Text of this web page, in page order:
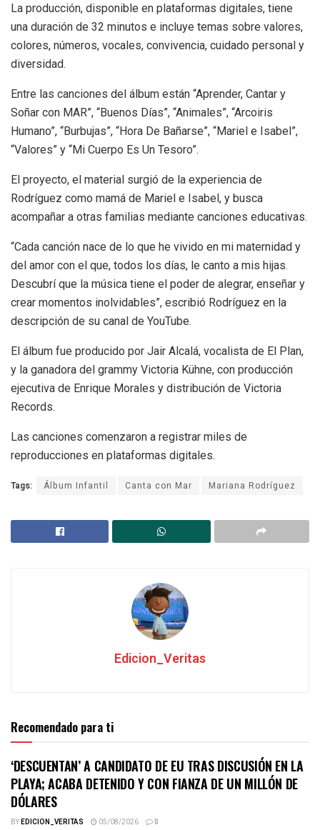
La producción, disponible en plataformas digitales, tiene
una duración de 32 minutos e incluye temas sobre valores,
colores, números, vocales, convivencia, cuidado personal y
diversidad.
Entre las canciones del álbum están “Aprender, Cantar y
Soñar con MAR”, “Buenos Días”, “Animales”, “Arcoiris
Humano”, “Burbujas”, “Hora De Bañarse”, “Mariel e Isabel”,
“Valores” y “Mi Cuerpo Es Un Tesoro”.
El proyecto, el material surgió de la experiencia de
Rodríguez como mamá de Mariel e Isabel, y busca
acompañar a otras familias mediante canciones educativas.
“Cada canción nace de lo que he vivido en mi maternidad y
del amor con el que, todos los días, le canto a mis hijas.
Descubrí que la música tiene el poder de alegrar, enseñar y
crear momentos inolvidables”, escribió Rodríguez en la
descripción de su canal de YouTube.
El álbum fue producido por Jair Alcalá, vocalista de El Plan,
y la ganadora del grammy Victoria Kühne, con producción
ejecutiva de Enrique Morales y distribución de Victoria
Records.
Las canciones comenzaron a registrar miles de
reproducciones en plataformas digitales.
Tags: Álbum Infantil Canta con Mar Mariana Rodríguez
Edicion_Veritas
Recomendado para ti
‘DESCUENTAN’ A CANDIDATO DE EU TRAS DISCUSIÓN EN LA
PLAYA; ACABA DETENIDO Y CON FIANZA DE UN MILLÓN DE
DÓLARES
BYEDICION_VERITAS 05/08/2026 0